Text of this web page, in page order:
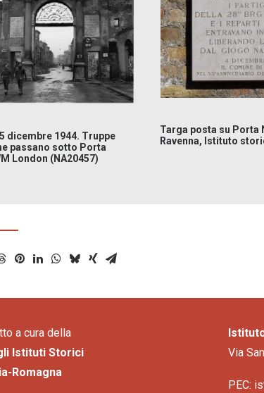
5 dicembre 1944. Truppe
passano sotto Porta
London (NA20457)
Targa posta su Porta
Ravenna, Istituto
a cura della
Istituti Storici
Romagna
Via
PEC: